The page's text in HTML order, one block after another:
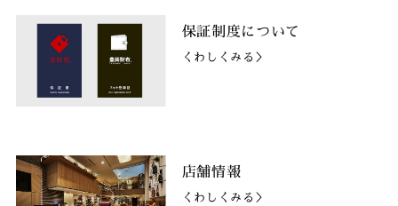
保証制度について
くわしくみる＞
店舗情報
くわしくみる＞